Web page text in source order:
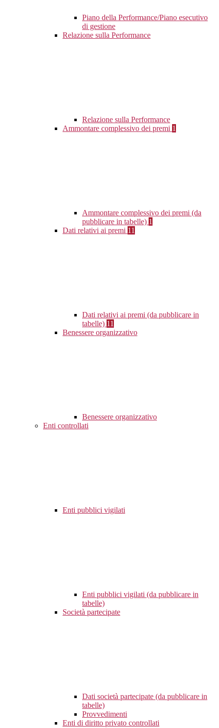
Piano della Performance/Piano esecutivo
di gestione
Relazione sulla Performance
Relazione sulla Performance
Ammontare complessivo dei premi 1
Ammontare complessivo dei premi (da
pubblicare in tabelle) 1
Dati relativi ai premi 11
Dati relativi ai premi (da pubblicare in
tabelle) 11
Benessere organizzativo
Benessere organizzativo
Enti controllati
Enti pubblici vigilati
Enti pubblici vigilati (da pubblicare in
tabelle)
Società partecipate
Dati società partecipate (da pubblicare in
tabelle)
Provvedimenti
Enti di diritto privato controllati